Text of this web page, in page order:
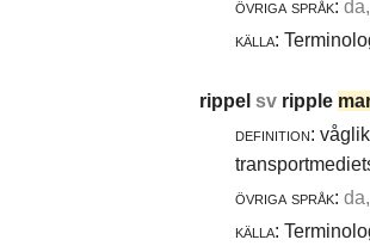
övriga språk:
källa:
rippel sv ripple
definition:
övriga språk:
källa: